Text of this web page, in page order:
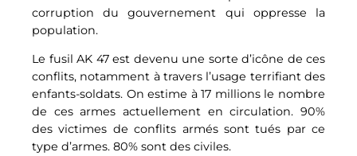
corruption du gouvernement qui oppresse la
population.
Le fusil AK 47 est devenu une sorte d’icône de ces
conflits, notamment à travers l’usage terrifiant des
enfants-soldats. On estime à 17 millions le nombre
de ces armes actuellement en circulation. 90%
des victimes de conflits armés sont tués par ce
type d’armes. 80% sont des civiles.